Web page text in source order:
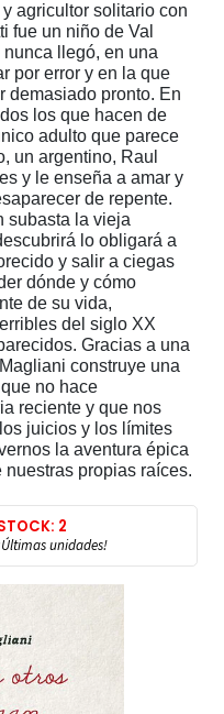
agricultor solitario con
fue un niño de Val
llegó, en una
por error y en la que
demasiado pronto. En
los que hacen de
adulto que parece
un argentino, Raul
y le enseña a amar y
de repente.
subasta la vieja
lo obligará a
y salir a ciegas
dónde y cómo
de su vida,
del siglo XX
Gracias a una
construye una
no hace
reciente y que nos
juicios y los límites
la aventura épica
propias raíces.
2
unidades!